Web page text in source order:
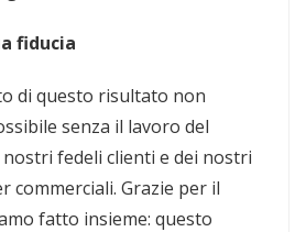
fiducia
di questo risultato non
senza il lavoro del
fedeli clienti e dei nostri
commerciali. Grazie per il
fatto insieme: questo